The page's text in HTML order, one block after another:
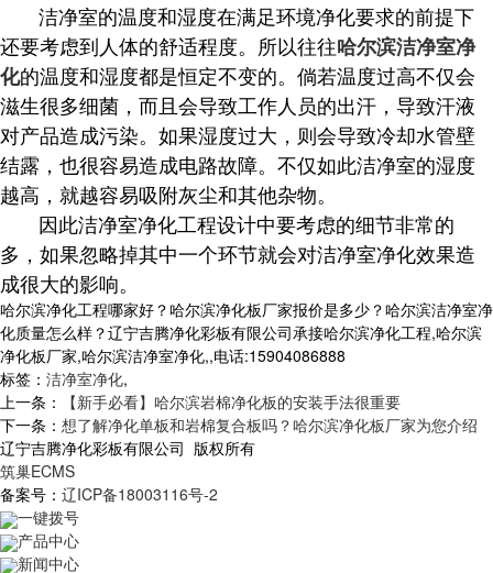
洁净室的温度和湿度在满足环境净化要求的前提下
还要考虑到人体的舒适程度。所以往往哈尔滨洁净室净
化的温度和湿度都是恒定不变的。倘若温度过高不仅会
滋生很多细菌，而且会导致工作人员的出汗，导致汗液
对产品造成污染。如果湿度过大，则会导致冷却水管壁
结露，也很容易造成电路故障。不仅如此洁净室的湿度
越高，就越容易吸附灰尘和其他杂物。
因此洁净室净化工程设计中要考虑的细节非常的
多，如果忽略掉其中一个环节就会对洁净室净化效果造
成很大的影响。
哈尔滨净化工程哪家好？哈尔滨净化板厂家报价是多少？哈尔滨洁净室净
化质量怎么样？辽宁吉腾净化彩板有限公司承接哈尔滨净化工程,哈尔滨
净化板厂家,哈尔滨洁净室净化,,电话:15904086888
标签： 洁净室净化,
上一条：
【新手必看】哈尔滨岩棉净化板的安装手法很重要
下一条： 想了解净化单板和岩棉复合板吗？哈尔滨净化板厂家为您介绍
辽宁吉腾净化彩板有限公司 版权所有
筑巢ECMS
备案号： 辽ICP备18003116号-2
一键拨号
产品中心
新闻中心